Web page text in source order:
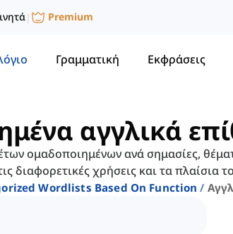
| Premium
Γραμματική Εκφράσεις
αγγλικά
ομαδοποιημένων ανά σημασίες,
διαφορετικές χρήσεις και τα πλαίσια
Wordlists Based On Function